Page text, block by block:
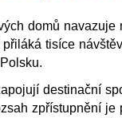
domů
tisíce
destinační
zpřístupnění